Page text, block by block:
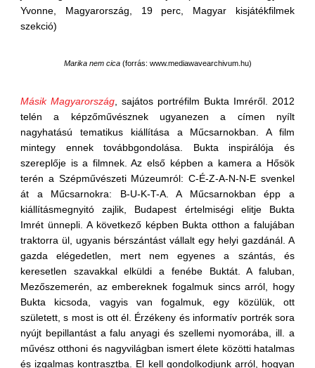
Yvonne, Magyarország, 19 perc, Magyar kisjátékfilmek
szekció)
Marika nem cica (forrás: www.mediawavearchivum.hu)
Másik Magyarország , sajátos portréfilm Bukta Imréről. 2012
telén a képzőművésznek ugyanezen a címen nyílt
nagyhatású tematikus kiállítása a Műcsarnokban. A film
mintegy ennek továbbgondolása. Bukta inspirálója és
szereplője is a filmnek. Az első képben a kamera a Hősök
terén a Szépművészeti Múzeumról: C-É-Z-A-N-N-E svenkel
át a Műcsarnokra: B-U-K-T-A. A Műcsarnokban épp a
kiállításmegnyitó zajlik, Budapest értelmiségi elitje Bukta
Imrét ünnepli. A következő képben Bukta otthon a falujában
traktorra ül, ugyanis bérszántást vállalt egy helyi gazdánál. A
gazda elégedetlen, mert nem egyenes a szántás, és
keresetlen szavakkal elküldi a fenébe Buktát. A faluban,
Mezőszemerén, az embereknek fogalmuk sincs arról, hogy
Bukta kicsoda, vagyis van fogalmuk, egy közülük, ott
született, s most is ott él. Érzékeny és informatív portrék sora
nyújt bepillantást a falu anyagi és szellemi nyomorába, ill. a
művész otthoni és nagyvilágban ismert élete közötti hatalmas
és izgalmas kontrasztba. El kell gondolkodjunk arról, hogyan